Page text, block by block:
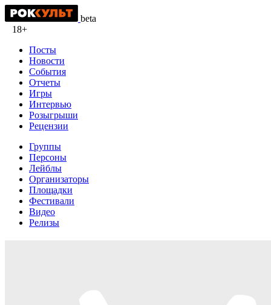
beta
18+
Посты
Новости
События
Отчеты
Игры
Интервью
Розыгрыши
Рецензии
Группы
Персоны
Лейблы
Организаторы
Площадки
Фестивали
Видео
Релизы